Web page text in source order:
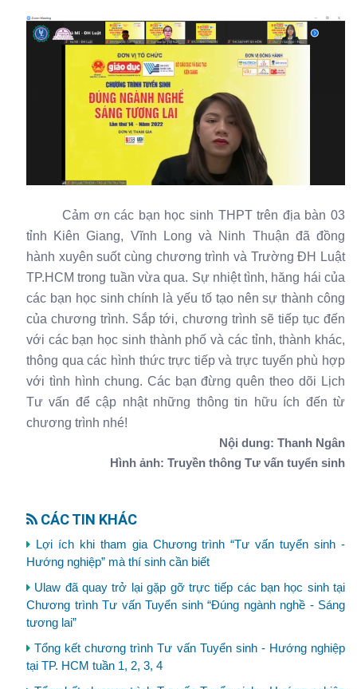
Cảm ơn các bạn học sinh THPT trên địa bàn 03
tỉnh Kiên Giang, Vĩnh Long và Ninh Thuận đã đồng
hành xuyên suốt cùng chương trình và Trường ĐH Luật
TP.HCM trong tuần vừa qua. Sự nhiệt tình, hăng hái của
các bạn học sinh chính là yếu tố tạo nên sự thành công
của chương trình. Sắp tới, chương trình sẽ tiếp tục đến
với các bạn học sinh thành phố và các tỉnh, thành khác,
thông qua các hình thức trực tiếp và trực tuyến phù hợp
với tình hình chung. Các bạn đừng quên theo dõi Lịch
Tư vấn để cập nhật những thông tin hữu ích đến từ
chương trình nhé!
Nội dung: Thanh Ngân
Hình ảnh: Truyền thông Tư vấn tuyển sinh
CÁC TIN KHÁC
Lợi ích khi tham gia Chương trình “Tư vấn tuyển sinh -
Hướng nghiệp” mà thí sinh cần biết
Ulaw đã quay trở lại gặp gỡ trực tiếp các bạn học sinh tại
Chương trình Tư vấn Tuyển sinh “Đúng ngành nghề - Sáng
tương lai”
Tổng kết chương trình Tư vấn Tuyển sinh - Hướng nghiệp
tại TP. HCM tuần 1, 2, 3, 4